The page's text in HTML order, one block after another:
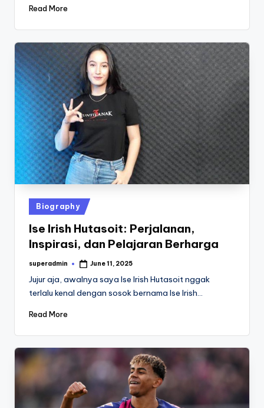
Read More
Posted
in
Biography
Ise Irish Hutasoit: Perjalanan,
Inspirasi, dan Pelajaran Berharga
Posted
superadmin June 11, 2025
Jujur aja, awalnya saya Ise Irish Hutasoit nggak
terlalu kenal dengan sosok bernama Ise Irish…
Read More